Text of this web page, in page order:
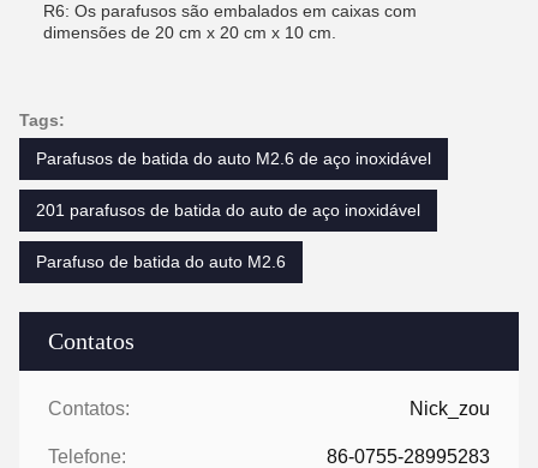
Contatos
Contatos: Nick_zou
Telefone: 86-0755-28995283
R6: Os parafusos são embalados em caixas com
dimensões de 20 cm x 20 cm x 10 cm.
Tags:
Parafusos de batida do auto M2.6 de aço inoxidável
201 parafusos de batida do auto de aço inoxidável
Parafuso de batida do auto M2.6